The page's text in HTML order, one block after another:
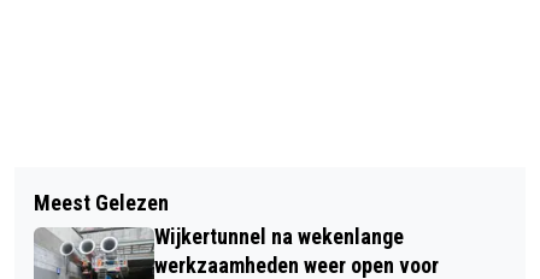
PINDA KEES BAANT WEG VOOR LEV'S
DOLFIJNTHERAPIE
VEERTIG JAAR NA LIVE AID: THE DAY
THE MUSIC CHANGED THE WORLD
Meest Gelezen
Wijkertunnel na wekenlange
werkzaamheden weer open voor